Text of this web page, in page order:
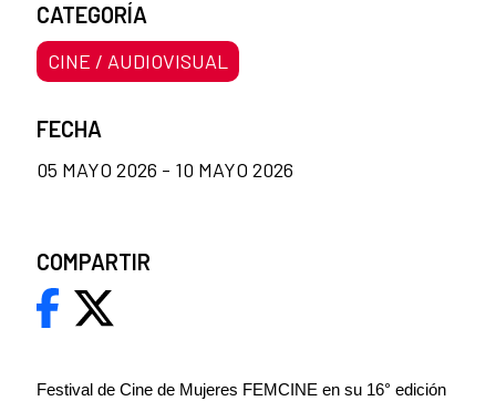
Festival de Cine de Mujeres FEMCINE en su 16° edición
CATEGORÍA
CINE / AUDIOVISUAL
FECHA
05 MAYO 2026 - 10 MAYO 2026
COMPARTIR